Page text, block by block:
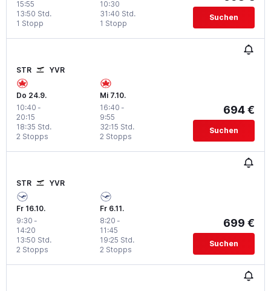
15:55
1 Stopp
13:50 Std.
10:30
1 Stopp
31:40 Std. Suchen
STR YVR
Do 24.9.
10:40 -
20:15
2 Stopps
18:35 Std.
Mi 7.10.
16:40 -
9:55
2 Stopps
32:15 Std.
694 €
Suchen
STR YVR
Fr 16.10.
9:30 -
14:20
2 Stopps
13:50 Std.
Fr 6.11.
8:20 -
11:45
2 Stopps
19:25 Std.
699 €
Suchen